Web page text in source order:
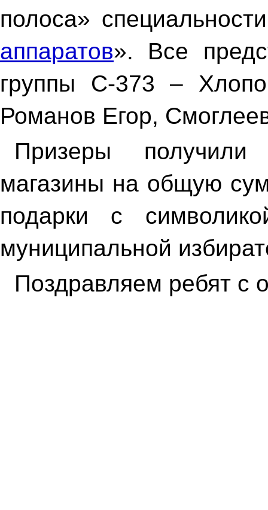
полоса»
аппаратов». Все
группы С-373 –
Романов Егор,
Призеры
магазины на общую
подарки с
муниципальной
Поздравляем ребят с